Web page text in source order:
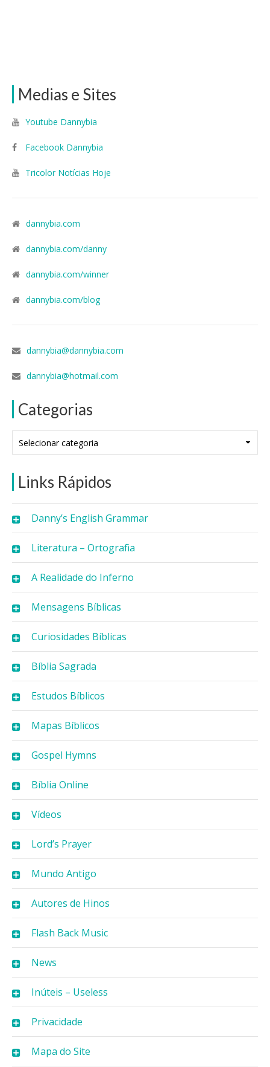
Medias e Sites
Youtube Dannybia
Facebook Dannybia
Tricolor Notícias Hoje
dannybia.com
dannybia.com/danny
dannybia.com/winner
dannybia.com/blog
dannybia@dannybia.com
dannybia@hotmail.com
Categorias
Links Rápidos
Danny’s English Grammar
Literatura – Ortografia
A Realidade do Inferno
Mensagens Bíblicas
Curiosidades Bíblicas
Bíblia Sagrada
Estudos Bíblicos
Mapas Bíblicos
Gospel Hymns
Bíblia Online
Vídeos
Lord’s Prayer
Mundo Antigo
Autores de Hinos
Flash Back Music
News
Inúteis – Useless
Privacidade
Mapa do Site